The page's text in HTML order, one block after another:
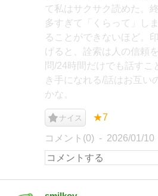
て私はサクサク読めた。
多すぎて「くらって」し
ることができないほど。
げると、詮索は人の信頼
問/24時間だけでも話すこ
き手になれる/話はお互い
かな。
ナイス ★7
コメント(0) 2026/01/10